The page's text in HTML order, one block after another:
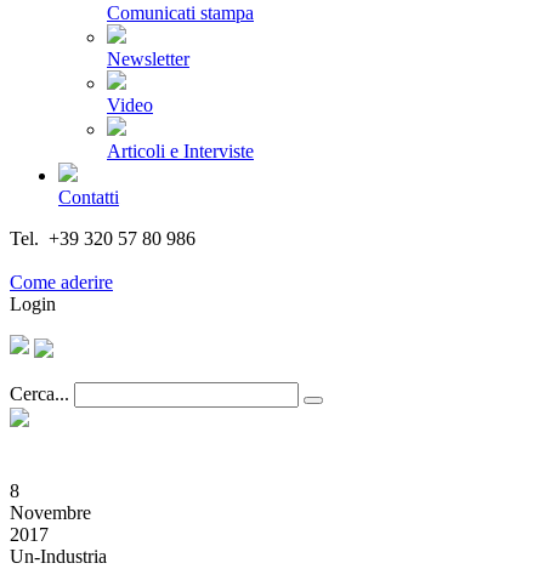
Comunicati stampa
Newsletter
Video
Articoli e Interviste
Contatti
Tel. +39 320 57 80 986
Come aderire
Login
Cerca...
8
Novembre
2017
Un-Industria